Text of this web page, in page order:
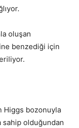
oluşan
benzediği için
Higgs bozonuyla
sahip olduğundan